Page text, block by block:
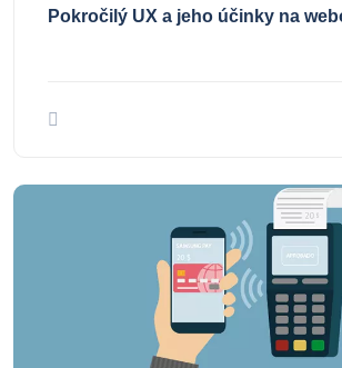
Pokročilý UX a jeho účinky na